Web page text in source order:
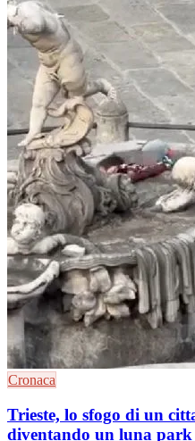
Cronaca
Trieste, lo sfogo di un
diventando un luna